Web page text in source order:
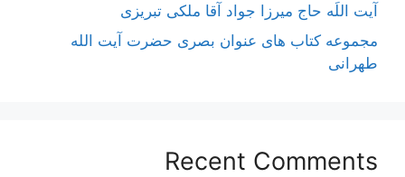
آیت اللَه حاج میرزا جواد آقا ملکی تبریزی
مجموعه کتاب های عنوان بصری حضرت آیت الله
طهرانی
Recent Comments